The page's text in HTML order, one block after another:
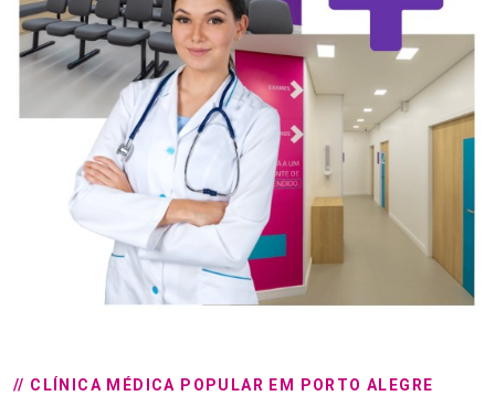
// CLÍNICA MÉDICA POPULAR EM PORTO ALEGRE